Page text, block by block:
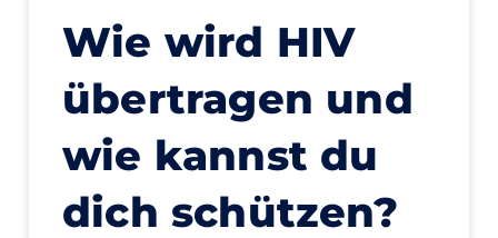
Wie wird HIV
übertragen und
wie kannst du
dich schützen?